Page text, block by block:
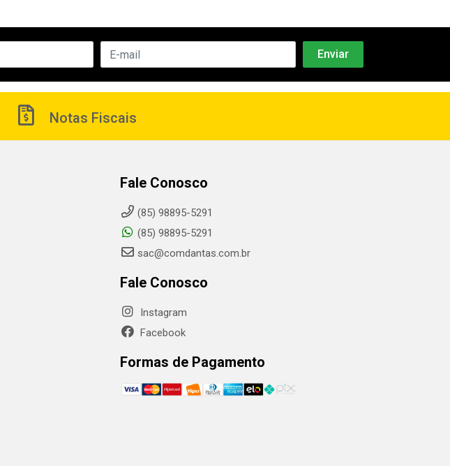
Notas Fiscais
Fale Conosco
(85) 98895-5291
(85) 98895-5291
sac@comdantas.com.br
Fale Conosco
Instagram
Facebook
Formas de Pagamento